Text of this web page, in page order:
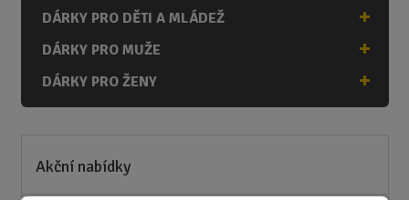
DÁRKY PRO DĚTI A MLÁDEŽ
DÁRKY PRO MUŽE
DÁRKY PRO ŽENY
Akční nabídky